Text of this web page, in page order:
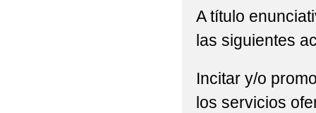
A título
las siguientes
Incitar y/o
los servicios